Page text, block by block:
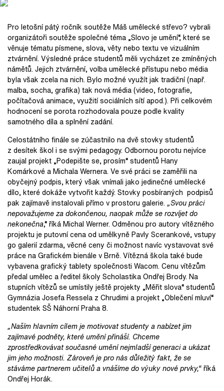
Pro letošní pátý ročník soutěže Máš umělecké střevo? vybrali
organizátoři soutěže společné téma „Slovo je umění“, které se
věnuje tématu písmene, slova, věty nebo textu ve vizuálním
ztvárnění. Výsledné práce studentů měli vycházet ze zmíněných
námětů. Jejich ztvárnění, volba umělecké přístupu nebo média
byla však zcela na nich. Bylo možné využít jak tradiční (např.
malba, socha, grafika) tak nová média (video, fotografie,
počítačová animace, využití sociálních sítí apod.). Při celkovém
hodnocení se porota rozhodovala pouze podle kvality
samotného díla a splnění zadání.
Celostátního finále se zúčastnilo na dvě stovky studentů
z desítek škol i se svými pedagogy. Odbornou porotu nejvíce
zaujal projekt „Podepište se, prosím“ studentů Hany
Komárkové a Michala Wernera. Ve své práci se zaměřili na
obyčejný podpis, který však vnímali jako jedinečné umělecké
dílo, které dokáže vytvořit každý. Stovky posbíraných podpisů
pak zajímavě instalovali přímo v prostoru galerie. „Svou práci
nepovažujeme za dokončenou, naopak může se rozvíjet do
nekonečna,“ říká Michal Werner. Odměnou pro autory vítězného
projektu je putovní cena od umělkyně Pavly Scerankové, vstupy
go galerií zdarma, věcné ceny či možnost navíc vystavovat své
práce na Grafickém bienále v Brně. Vítězná škola také bude
vybavena grafický tablety společnosti Wacom. Cenu vítězům
předal umělec a ředitel školy Scholastika Ondřej Brody. Na
stupních vítězů se umístily ještě projekty „Měřit slova“ studentů
Gymnázia Josefa Ressela z Chrudimi a projekt „Oblečení mluví“
studentek SŠ Náhorní Praha 8.
„Naším hlavním cílem je motivovat studenty a nabízet jim
zajímavé podněty, které umění přináší. Chceme
zprostředkovávat současné umění nejmladší generaci a ukázat
jim jeho možnosti. Zároveň je pro nás důležitý fakt, že se
stáváme partnerem učitelů a vnášíme do výuky nové prvky,“říká
Ondřej Horák.